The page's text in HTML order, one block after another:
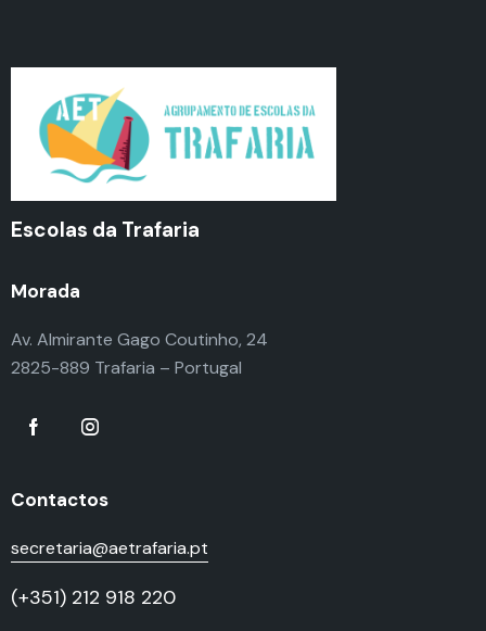
Escolas da Trafaria
Morada
Av. Almirante Gago Coutinho, 24
2825-889 Trafaria – Portugal
Contactos
secretaria@aetrafaria.pt
(+351) 212 918 220